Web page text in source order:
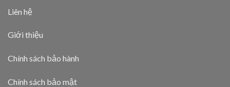
Liên hệ
Giới thiệu
Chính sách bảo hành
Chính sách bảo mật